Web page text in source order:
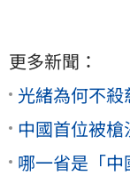
更多新聞：
光緒為何不
中國首位被
哪一省是「